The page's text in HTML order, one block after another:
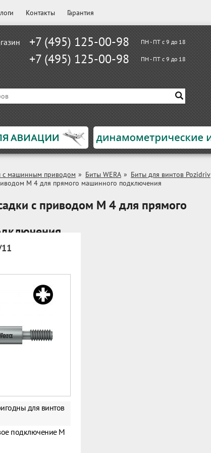
Контакты Гарантия
+7 (495) 125-00-98 ПН - ПТ с 9 до 18
+7 (495) 125-00-98 ПН - ПТ с 9 до 18
с машинным приводом » Биты WERA » Биты для винтов Pozidriv
M 4 для прямого машинного подключения
с приводом M 4 для прямого
для винтов
подключение M